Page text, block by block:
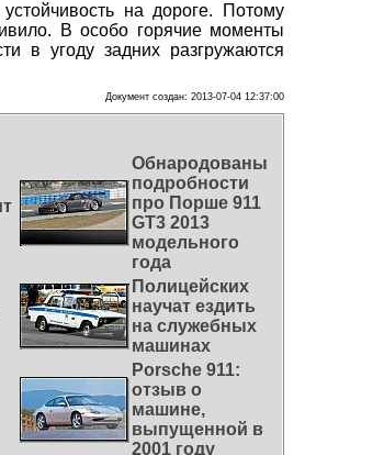
на дороге. Потому
В особо горячие моменты
в угоду задних разгружаются
Документ создан: 2013-07-04 12:37:00
Обнародованы
подробности
про Порше 911
GT3 2013
модельного
года
Полицейских
научат ездить
на служебных
машинах
Porsche 911:
отзыв о
машине,
выпущенной в
2001 году